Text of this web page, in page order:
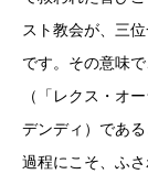
スト教会が、三
です。その意味
（「レクス・オ
デンディ）であ
過程にこそ、ふ